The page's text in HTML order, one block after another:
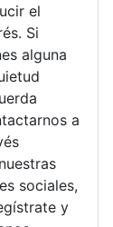
el
Si
alguna
a
sociales,
y